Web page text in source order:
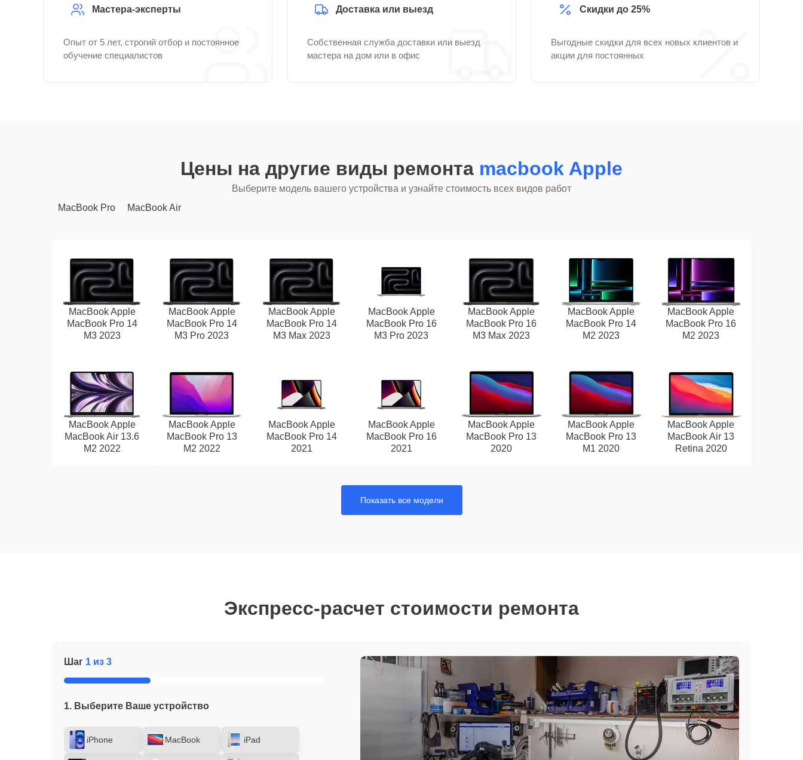
Мастера-эксперты
Опыт от 5 лет, строгий отбор и постоянное
обучение специалистов
Доставка или выезд
Собственная служба доставки или выезд
мастера на дом или в офис
Скидки до 25%
Выгодные скидки для всех новых клиентов и
акции для постоянных
Цены на другие виды ремонта macbook Apple
Выберите модель вашего устройства и узнайте стоимость всех видов работ
MacBook Pro
MacBook Air
MacBook Apple
MacBook Pro 14
M3 2023
MacBook Apple
MacBook Pro 14
M3 Pro 2023
MacBook Apple
MacBook Pro 14
M3 Max 2023
MacBook Apple
MacBook Pro 16
M3 Pro 2023
MacBook Apple
MacBook Pro 16
M3 Max 2023
MacBook Apple
MacBook Pro 14
M2 2023
MacBook Apple
MacBook Pro 16
M2 2023
MacBook Apple
MacBook Air 13.6
M2 2022
MacBook Apple
MacBook Pro 13
M2 2022
MacBook Apple
MacBook Pro 14
2021
MacBook Apple
MacBook Pro 16
2021
MacBook Apple
MacBook Pro 13
2020
MacBook Apple
MacBook Pro 13
M1 2020
MacBook Apple
MacBook Air 13
Retina 2020
Показать все модели
Экспресс-расчет стоимости ремонта
Шаг 1 из 3
1. Выберите Ваше устройство
iPhone MacBook iPad